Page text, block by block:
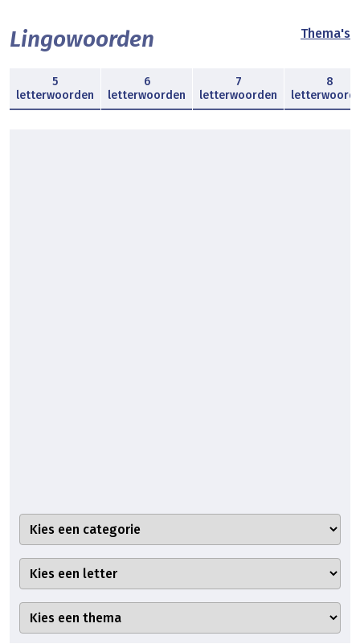
Lingowoorden Thema's
5
letterwoorden
6
letterwoorden
7
letterwoorden
8